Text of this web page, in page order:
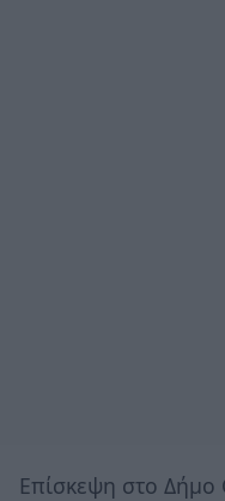
Επίσκεψη στο Δήμο